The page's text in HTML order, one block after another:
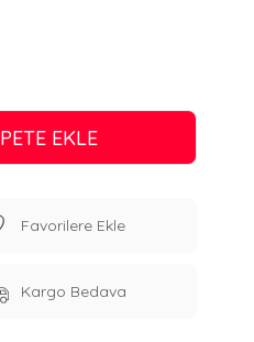
Favorilere Ekle
Kargo Bedava